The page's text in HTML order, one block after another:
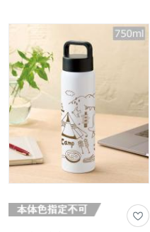
名入れができる回転シルク印刷は、オリ
ジナリティあふれる仕上がりに。高級感
を演出できるレーザー彫刻にも対応して
います。手頃なサイズなので、かさばら
ず配布しやすいのが嬉しいポイント。シ
ンプルなデザインの化粧箱に入れてお届
けします。